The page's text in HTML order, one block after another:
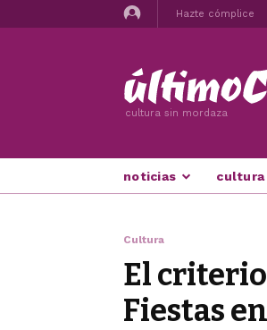
Hazte cómplice
cultura sin mordaza
noticias cultura
Cultura
El
Fiestas